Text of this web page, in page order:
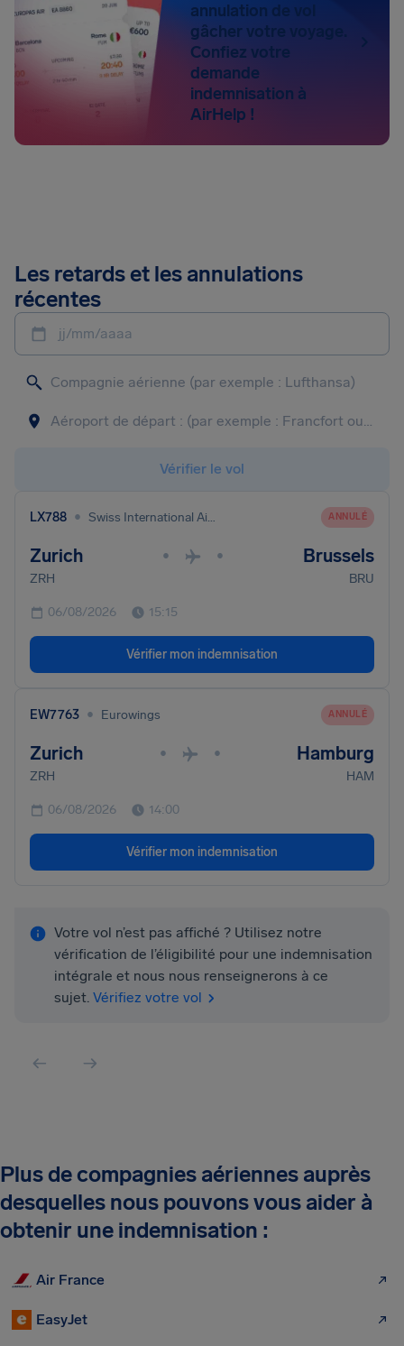
annulation de vol
gâcher votre voyage.
Confiez votre
demande
indemnisation à
AirHelp !
Les retards et les annulations
récentes
jj/mm/aaaa
Vérifier le vol
LX788 • Swiss International Air Lines ANNULÉ
Zurich • • Brussels
ZRH BRU
06/08/2026 15:15
Vérifier mon indemnisation
EW7763 • Eurowings ANNULÉ
Zurich • • Hamburg
ZRH HAM
06/08/2026 14:00
Vérifier mon indemnisation
Votre vol n’est pas affiché ? Utilisez notre
vérification de l’éligibilité pour une indemnisation
intégrale et nous nous renseignerons à ce
sujet. Vérifiez votre vol
Plus de compagnies aériennes auprès
desquelles nous pouvons vous aider à
obtenir une indemnisation :
Air France
EasyJet